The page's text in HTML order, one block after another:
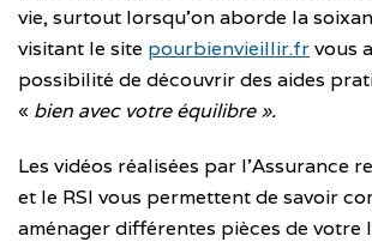
vie, surtout lorsqu’on aborde la
visitant le site pourbienvieillir.frvous
possibilité de découvrir des aides
« bien avec votre équilibre ».
Les vidéos réalisées par l’Assurance
et le RSI vous permettent de savoir
aménager différentes pièces de votre